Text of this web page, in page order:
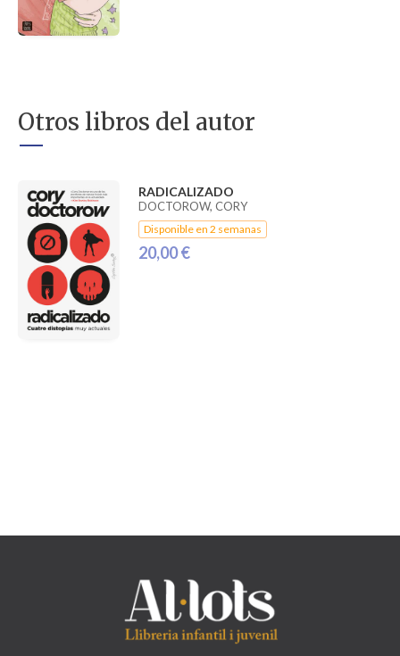
Otros libros del autor
RADICALIZADO
DOCTOROW, CORY
Disponible en 2 semanas
20,00 €